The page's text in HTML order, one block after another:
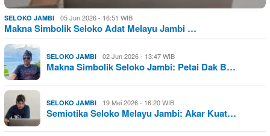
SELOKO JAMBI 05 Jun 2026 - 16:51 WIB
Makna Simbolik Seloko Adat Melayu Jambi …
SELOKO JAMBI 02 Jun 2026 - 13:47 WIB
Makna Simbolik Seloko Jambi: Petai Dak B…
SELOKO JAMBI 19 Mei 2026 - 16:20 WIB
Semiotika Seloko Melayu Jambi: Akar Kuat…